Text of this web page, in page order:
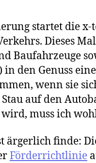
startet die x-
Dieses
Baufahrzeuge
in den Genuss
wenn sie
auf den
muss ich
ärgerlich finde:
Förderrichtlinie